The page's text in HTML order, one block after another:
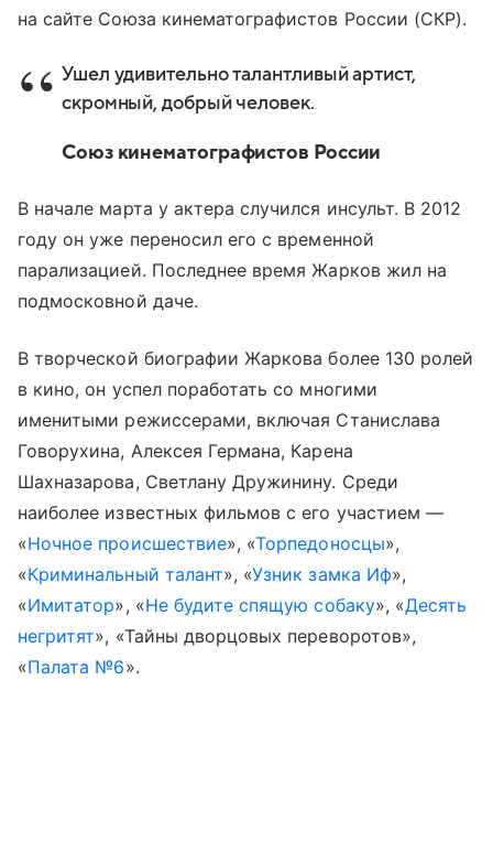
на сайте Союза кинематографистов России (СКР).
Ушел удивительно талантливый артист,
скромный, добрый человек.
Союз кинематографистов России
В начале марта у актера случился инсульт. В 2012
году он уже переносил его с временной
парализацией. Последнее время Жарков жил на
подмосковной даче.
В творческой биографии Жаркова более 130 ролей
в кино, он успел поработать со многими
именитыми режиссерами, включая Станислава
Говорухина, Алексея Германа, Карена
Шахназарова, Светлану Дружинину. Среди
наиболее известных фильмов с его участием —
«Ночное происшествие», «Торпедоносцы»,
«Криминальный талант», «Узник замка Иф»,
«Имитатор», «Не будите спящую собаку», «Десять
негритят», «Тайны дворцовых переворотов»,
«Палата №6».